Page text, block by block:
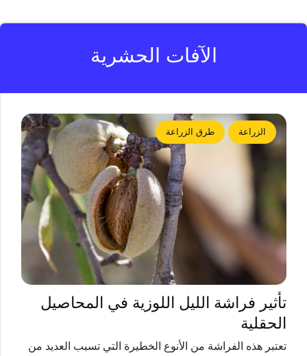
الآفات الحشرية
الزراعة طرق الزراعة
تأثير فراشة الليل اللوزية في المحاصيل
الحقلية
تعتبر هذه الفراشة من الأنوع الخطيرة التي تسبب العديد من